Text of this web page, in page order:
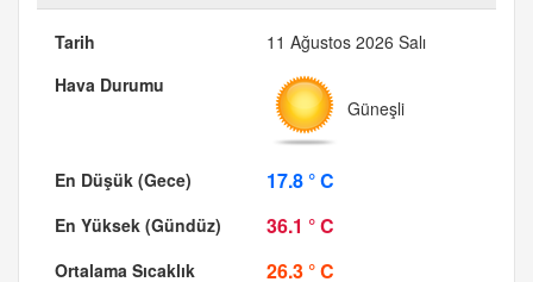
11 Ağustos 2026 Salı
Güneşli
17.8 ° C
36.1 ° C
26.3 ° C